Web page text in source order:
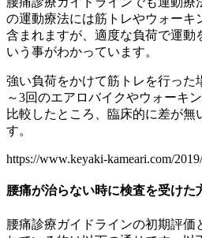
の運動療法には筋トレやウォーキ
含まれますが、適度な負荷で運動
いう事がわかっています。
強い負荷をかけて筋トレを行った
～3回のエアロバイクやウォーキ
比較したところ、臨床的に差が無
す。
https://www.keyaki-kameari.com/
腰痛が治らない時に検査を受けた
腰痛診療ガイドラインの初期評価